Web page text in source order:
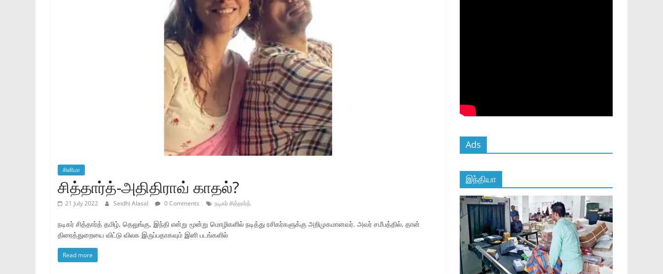
சினிமா
சித்தார்த்-அதிதிராவ் காதல்?
21 July 2022 Seidhi Alasal 0 Comments நடிகர் சித்தார்த்
நடிகர் சித்தார்த் தமிழ், தெலுங்கு, இந்தி என்று மூன்று மொழிகளில் நடித்து ரசிகர்களுக்கு அறிமுகமானவர். அவர் சமீபத்தில், தான்
திரைத்துறையை விட்டு விலக இருப்பதாகவும் இனி படங்களில்
Read more
Ads
இந்தியா